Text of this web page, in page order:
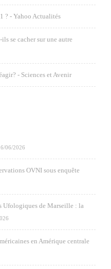
? - Yahoo Actualités
se cacher sur une autre
- Sciences et Avenir
06/2026
OVNI sous enquête
Ufologiques de Marseille : la
en Amérique centrale